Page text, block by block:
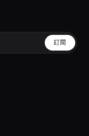
訂閱